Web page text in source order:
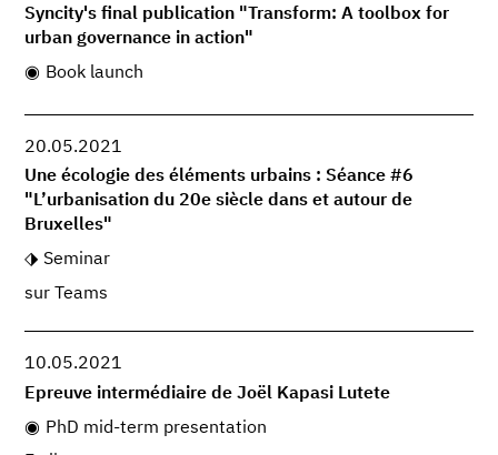
Syncity's final publication "Transform: A toolbox for
urban governance in action"
Book launch
20.05.2021
Une écologie des éléments urbains : Séance #6
"L’urbanisation du 20e siècle dans et autour de
Bruxelles"
Seminar
sur Teams
10.05.2021
Epreuve intermédiaire de Joël Kapasi Lutete
PhD mid-term presentation